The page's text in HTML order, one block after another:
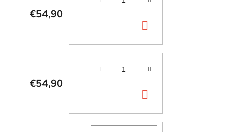
€54,90
KOŠÍKA
€54,90
KOŠÍKA